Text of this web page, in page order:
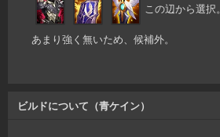
この辺から選択。
あまり強く無いため、候補外。
ビルドについて（青ケイン）